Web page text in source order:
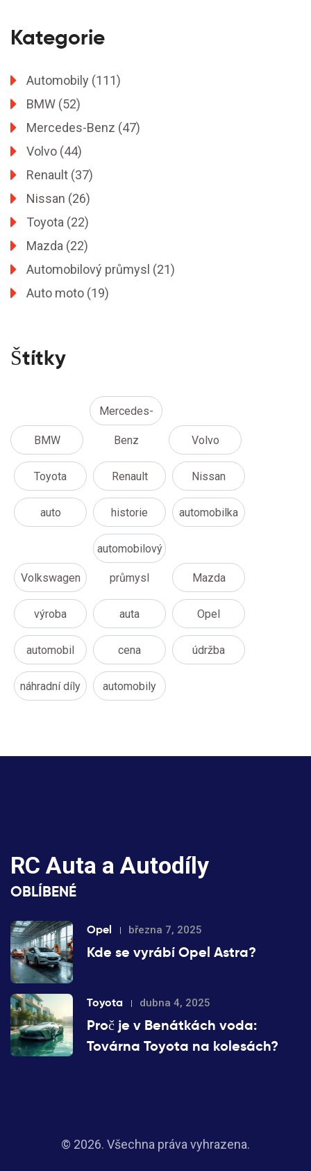
Kategorie
Automobily (111)
BMW (52)
Mercedes-Benz (47)
Volvo (44)
Renault (37)
Nissan (26)
Toyota (22)
Mazda (22)
Automobilový průmysl (21)
Auto moto (19)
Štítky
BMW
Mercedes-
Benz Volvo
Toyota Renault Nissan
auto historie automobilka
Volkswagen
automobilový
průmysl Mazda
výroba auta Opel
automobil cena údržba
náhradní díly automobily
RC Auta a Autodíly
OBLÍBENÉ
Opel března 7, 2025
Kde se vyrábí Opel Astra?
Toyota dubna 4, 2025
Proč je v Benátkách voda:
Továrna Toyota na kolesách?
© 2026. Všechna práva vyhrazena.